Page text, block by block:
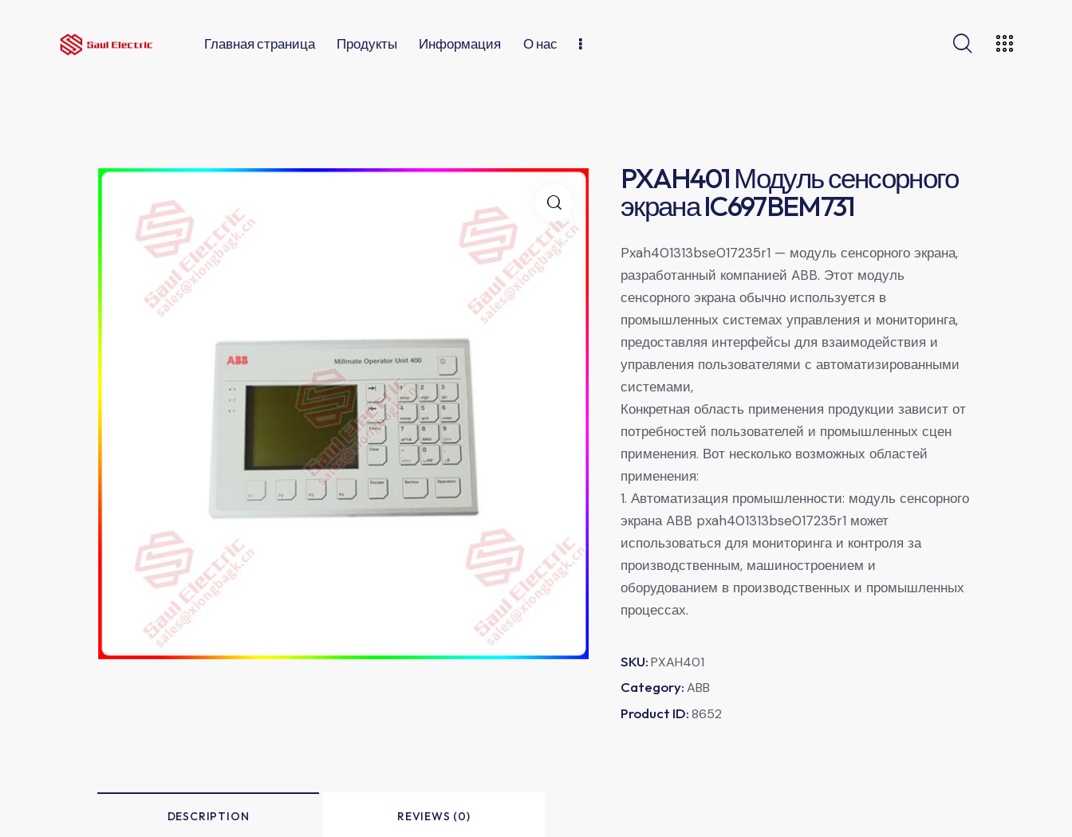
Главная страница Продукты Информация О нас
PXAH401 Модуль сенсорного
экрана IC697BEM731
Pxah401313bse017235r1 — модуль сенсорного экрана,
разработанный компанией ABB. Этот модуль
сенсорного экрана обычно используется в
промышленных системах управления и мониторинга,
предоставляя интерфейсы для взаимодействия и
управления пользователями с автоматизированными
системами,
Конкретная область применения продукции зависит от
потребностей пользователей и промышленных сцен
применения. Вот несколько возможных областей
применения:
1. Автоматизация промышленности: модуль сенсорного
экрана ABB pxah401313bse017235r1 может
использоваться для мониторинга и контроля за
производственным, машиностроением и
оборудованием в производственных и промышленных
процессах.
SKU:PXAH401
Category:ABB
Product ID:8652
DESCRIPTION REVIEWS (0)